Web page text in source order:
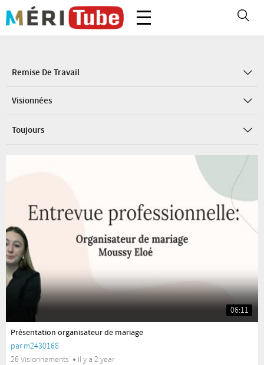
Remise De Travail
Visionnées
Toujours
06:11
Présentation organisateur de mariage
parm2430168
26 Visionnements
Il y a 2 year